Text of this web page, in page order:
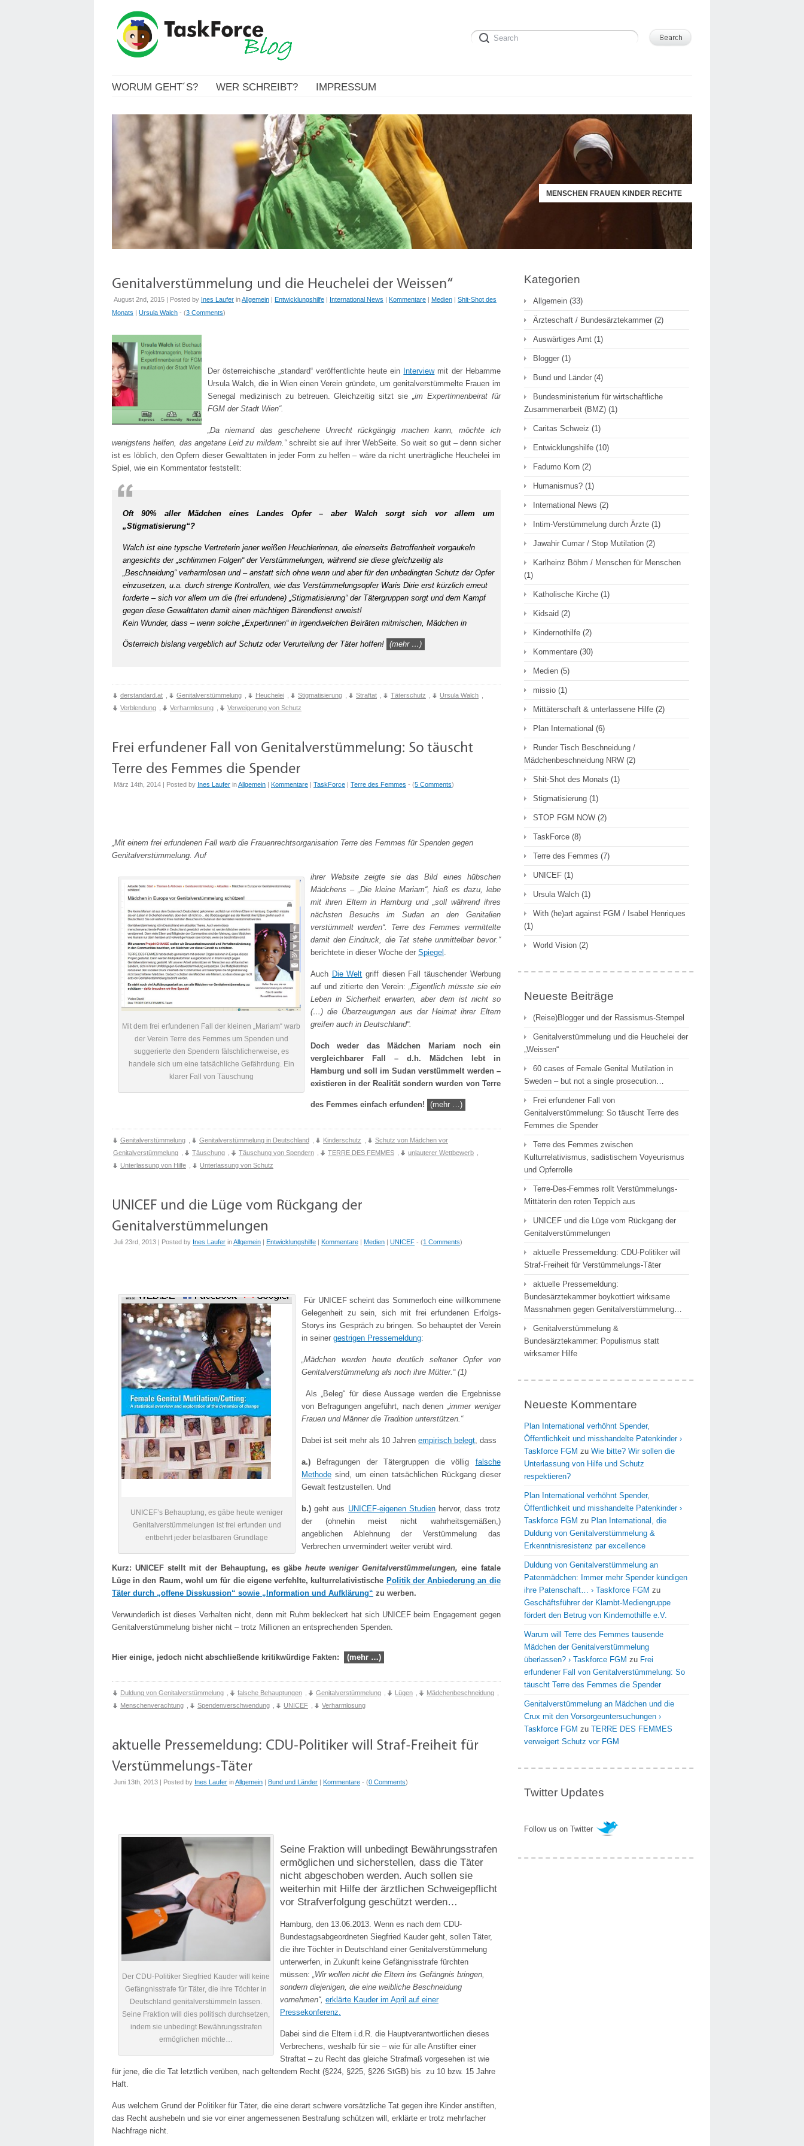
WORUM GEHT´S? WER SCHREIBT? IMPRESSUM
MENSCHEN FRAUEN KINDER RECHTE
August 2nd, 2015 | Posted by Ines Laufer inAllgemein | Entwicklungshilfe | International News | Kommentare | Medien | Shit-Shot des
Monats | Ursula Walch - (3 Comments)
Der österreichische „standard“ veröffentlichte heute ein Interviewmit der Hebamme
Ursula Walch, die in Wien einen Verein gründete, um genitalverstümmelte Frauen im
Senegal medizinisch zu betreuen. Gleichzeitig sitzt sie „im Expertinnenbeirat für
FGM der Stadt Wien“.
„Da niemand das geschehene Unrecht rückgängig machen kann, möchte ich
wenigstens helfen, das angetane Leid zu mildern.“ schreibt sie auf ihrer WebSeite. So weit so gut – denn sicher
ist es löblich, den Opfern dieser Gewalttaten in jeder Form zu helfen – wäre da nicht unerträgliche Heuchelei im
Spiel, wie ein Kommentator feststellt:
Oft 90% aller Mädchen eines Landes Opfer – aber Walch sorgt sich vor allem um
„Stigmatisierung“?
Walch ist eine typsche Vertreterin jener weißen Heuchlerinnen, die einerseits Betroffenheit vorgaukeln
angesichts der „schlimmen Folgen“ der Verstümmelungen, während sie diese gleichzeitig als
„Beschneidung“ verharmlosen und – anstatt sich ohne wenn und aber für den unbedingten Schutz der Opfer
einzusetzen, u.a. durch strenge Kontrollen, wie das Verstümmelungsopfer Waris Dirie erst kürzlich erneut
forderte – sich vor allem um die (frei erfundene) „Stigmatisierung“ der Tätergruppen sorgt und dem Kampf
gegen diese Gewalttaten damit einen mächtigen Bärendienst erweist!
Kein Wunder, dass – wenn solche „Expertinnen“ in irgendwelchen Beiräten mitmischen, Mädchen in
Österreich bislang vergeblich auf Schutz oder Verurteilung der Täter hoffen! (mehr …)
derstandard.at Genitalverstümmelung Heuchelei Stigmatisierung Straftat Täterschutz Ursula Walch
Verblendung
Verharmlosung Verweigerung von Schutz
März 14th, 2014 | Posted by Ines Laufer inAllgemein | Kommentare | TaskForce | Terre des Femmes - (5 Comments)
„Mit einem frei erfundenen Fall warb die Frauenrechtsorganisation Terre des Femmes für Spenden gegen
Genitalverstümmelung. Auf
Mit dem frei erfundenen Fall der kleinen „Mariam“ warb
der Verein Terre des Femmes um Spenden und
suggerierte den Spendern fälschlicherweise, es
handele sich um eine tatsächliche Gefährdung. Ein
klarer Fall von Täuschung
ihrer Website zeigte sie das Bild eines hübschen
Mädchens – „Die kleine Mariam“, hieß es dazu, lebe
mit ihren Eltern in Hamburg und „soll während ihres
nächsten Besuchs im Sudan an den Genitalien
verstümmelt werden“. Terre des Femmes vermittelte
damit den Eindruck, die Tat stehe unmittelbar bevor.“
berichtete in dieser Woche der Spiegel .
Auch Die Welt griff diesen Fall täuschender Werbung
auf und zitierte den Verein: „Eigentlich müsste sie ein
Leben in Sicherheit erwarten, aber dem ist nicht so
(…) die Überzeugungen aus der Heimat ihrer Eltern
greifen auch in Deutschland“.
Doch weder das Mädchen Mariam noch ein
vergleichbarer Fall – d.h. Mädchen lebt in
Hamburg und soll im Sudan verstümmelt werden –
existieren in der Realität sondern wurden von Terre
des Femmes einfach erfunden! (mehr …)
Genitalverstümmelung Genitalverstümmelung in Deutschland Kinderschutz
Schutz von Mädchen vor
Genitalverstümmelung
Täuschung Täuschung von Spendern TERRE DES FEMMES unlauterer Wettbewerb
Unterlassung von Hilfe
Unterlassung von Schutz
Juli 23rd, 2013 | Posted by Ines Laufer inAllgemein | Entwicklungshilfe | Kommentare | Medien | UNICEF - (1 Comments)
UNICEF’s Behauptung, es gäbe heute weniger
Genitalverstümmelungen ist frei erfunden und
entbehrt jeder belastbaren Grundlage
Für UNICEF scheint das Sommerloch eine willkommene
Gelegenheit zu sein, sich mit frei erfundenen Erfolgs-
Storys ins Gespräch zu bringen. So behauptet der Verein
in seiner gestrigen Pressemeldung:
„Mädchen werden heute deutlich seltener Opfer von
Genitalverstümmelung als noch ihre Mütter.“ (1)
Als „Beleg“ für diese Aussage werden die Ergebnisse
von Befragungen angeführt, nach denen „immer weniger
Frauen und Männer die Tradition unterstützen.“
Dabei ist seit mehr als 10 Jahren empirisch belegt, dass
a.) Befragungen der Tätergruppen die völlig falsche
Methode sind, um einen tatsächlichen Rückgang dieser
Gewalt festzustellen. Und
b.) geht aus UNICEF-eigenen Studienhervor, dass trotz
der (ohnehin meist nicht wahrheitsgemäßen,)
angeblichen Ablehnung der Verstümmelung das
Verbrechen unvermindert weiter verübt wird.
Kurz: UNICEF stellt mit der Behauptung, es gäbeheute weniger Genitalverstümmelungen,eine fatale
Lüge in den Raum, wohl um für die eigene verfehlte, kulturrelativistische Politik der Anbiederung an die
Täter durch „offene Disskussion“ sowie „Information und Aufklärung“ zu werben.
Verwunderlich ist dieses Verhalten nicht, denn mit Ruhm bekleckert hat sich UNICEF beim Engagement gegen
Genitalverstümmelung bisher nicht – trotz Millionen an entsprechenden Spenden.
Hier einige, jedoch nicht abschließende kritikwürdige Fakten: (mehr …)
Duldung von Genitalverstümmelung falsche Behauptungen Genitalverstümmelung Lügen Mädchenbeschneidung
Menschenverachtung
Spendenverschwendung UNICEF Verharmlosung
Juni 13th, 2013 | Posted by Ines Laufer inAllgemein | Bund und Länder | Kommentare - (0 Comments)
Der CDU-Politiker Siegfried Kauder will keine
Gefängnisstrafe für Täter, die ihre Töchter in
Deutschland genitalverstümmeln lassen.
Seine Fraktion will dies politisch durchsetzen,
indem sie unbedingt Bewährungsstrafen
ermöglichen möchte…
Seine Fraktion will unbedingt Bewährungsstrafen
ermöglichen und sicherstellen, dass die Täter
nicht abgeschoben werden. Auch sollen sie
weiterhin mit Hilfe der ärztlichen Schweigepflicht
vor Strafverfolgung geschützt werden…
Hamburg, den 13.06.2013. Wenn es nach dem CDU-
Bundestagsabgeordneten Siegfried Kauder geht, sollen Täter,
die ihre Töchter in Deutschland einer Genitalverstümmelung
unterwerfen, in Zukunft keine Gefängnisstrafe fürchten
müssen: „Wir wollen nicht die Eltern ins Gefängnis bringen,
sondern diejenigen, die eine weibliche Beschneidung
vornehmen“, erklärte Kauder im April auf einer
Pressekonferenz.
Dabei sind die Eltern i.d.R. die Hauptverantwortlichen dieses
Verbrechens, weshalb für sie – wie für alle Anstifter einer
Straftat – zu Recht das gleiche Strafmaß vorgesehen ist wie
für jene, die die Tat letztlich verüben, nach geltendem Recht (§224, §225, §226 StGB) bis zu 10 bzw. 15 Jahre
Haft.
Aus welchem Grund der Politiker für Täter, die eine derart schwere vorsätzliche Tat gegen ihre Kinder anstiften,
das Recht aushebeln und sie vor einer angemessenen Bestrafung schützen will, erklärte er trotz mehrfacher
Nachfrage nicht.
Kategorien
Allgemein (33)
Ärzteschaft / Bundesärztekammer (2)
Auswärtiges Amt (1)
Blogger (1)
Bund und Länder (4)
Bundesministerium für wirtschaftliche
Zusammenarbeit (BMZ) (1)
Caritas Schweiz (1)
Entwicklungshilfe (10)
Fadumo Korn (2)
Humanismus? (1)
International News (2)
Intim-Verstümmelung durch Ärzte (1)
Jawahir Cumar / Stop Mutilation (2)
Karlheinz Böhm / Menschen für Menschen
(1)
Katholische Kirche (1)
Kidsaid (2)
Kindernothilfe (2)
Kommentare (30)
Medien (5)
missio (1)
Mittäterschaft & unterlassene Hilfe (2)
Plan International (6)
Runder Tisch Beschneidung /
Mädchenbeschneidung NRW (2)
Shit-Shot des Monats (1)
Stigmatisierung (1)
STOP FGM NOW (2)
TaskForce (8)
Terre des Femmes (7)
UNICEF (1)
Ursula Walch (1)
With (he)art against FGM / Isabel Henriques
(1)
World Vision (2)
Neueste Beiträge
(Reise)Blogger und der Rassismus-Stempel
Genitalverstümmelung und die Heuchelei der
„Weissen“
60 cases of Female Genital Mutilation in
Sweden – but not a single prosecution…
Frei erfundener Fall von
Genitalverstümmelung: So täuscht Terre des
Femmes die Spender
Terre des Femmes zwischen
Kulturrelativismus, sadistischem Voyeurismus
und Opferrolle
Terre-Des-Femmes rollt Verstümmelungs-
Mittäterin den roten Teppich aus
UNICEF und die Lüge vom Rückgang der
Genitalverstümmelungen
aktuelle Pressemeldung: CDU-Politiker will
Straf-Freiheit für Verstümmelungs-Täter
aktuelle Pressemeldung:
Bundesärztekammer boykottiert wirksame
Massnahmen gegen Genitalverstümmelung…
Genitalverstümmelung &
Bundesärztekammer: Populismus statt
wirksamer Hilfe
Neueste Kommentare
Plan International verhöhnt Spender,
Öffentlichkeit und misshandelte Patenkinder ›
Taskforce FGM zu Wie bitte? Wir sollen die
Unterlassung von Hilfe und Schutz
respektieren?
Plan International verhöhnt Spender,
Öffentlichkeit und misshandelte Patenkinder ›
Taskforce FGM zu Plan International, die
Duldung von Genitalverstümmelung &
Erkenntnisresistenz par excellence
Duldung von Genitalverstümmelung an
Patenmädchen: Immer mehr Spender kündigen
ihre Patenschaft… › Taskforce FGM zu
Geschäftsführer der Klambt-Mediengruppe
fördert den Betrug von Kindernothilfe e.V.
Warum will Terre des Femmes tausende
Mädchen der Genitalverstümmelung
überlassen? › Taskforce FGM zu Frei
erfundener Fall von Genitalverstümmelung: So
täuscht Terre des Femmes die Spender
Genitalverstümmelung an Mädchen und die
Crux mit den Vorsorgeuntersuchungen ›
Taskforce FGM zu TERRE DES FEMMES
verweigert Schutz vor FGM
Twitter Updates
Follow us on Twitter